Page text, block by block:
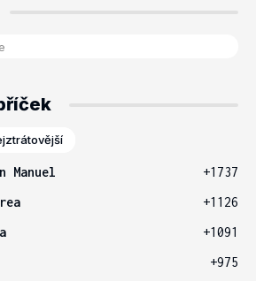
Manuel
+1737
+1126
+1091
+975